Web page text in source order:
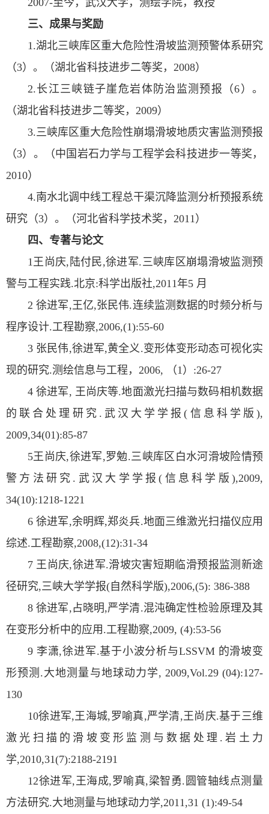
2007-至今，武汉大学，测绘学院，教授
三、成果与奖励
1.湖北三峡库区重大危险性滑坡监测预警体系研究
（3）。（湖北省科技进步二等奖，2008）
2.长江三峡链子崖危岩体防治监测预报（6）。
（湖北省科技进步二等奖，2009）
3.三峡库区重大危险性崩塌滑坡地质灾害监测预报
（3）。（中国岩石力学与工程学会科技进步一等奖，
2010）
4.南水北调中线工程总干渠沉降监测分析预报系统
研究（3）。（河北省科学技术奖，2011）
四、专著与论文
1王尚庆,陆付民,徐进军.三峡库区崩塌滑坡监测预
警与工程实践.北京:科学出版社,2011年5 月
2 徐进军,王亿,张民伟.连续监测数据的时频分析与
程序设计.工程勘察,2006,(1):55-60
3 张民伟,徐进军,黄全义.变形体变形动态可视化实
现的研究.测绘信息与工程，2006, （1）:26-27
4 徐进军, 王尚庆等.地面激光扫描与数码相机数据
的联合处理研究.武汉大学学报(信息科学版),
2009,34(01):85-87
5王尚庆,徐进军,罗勉.三峡库区白水河滑坡险情预
警方法研究.武汉大学学报(信息科学版),2009,
34(10):1218-1221
6 徐进军,余明辉,郑炎兵.地面三维激光扫描仪应用
综述.工程勘察,2008,(12):31-34
7 王尚庆,徐进军.滑坡灾害短期临滑预报监测新途
径研究,三峡大学学报(自然科学版),2006,(5): 386-388
8 徐进军,占晓明,严学清.混沌确定性检验原理及其
在变形分析中的应用.工程勘察,2009, (4):53-56
9 李潇,徐进军.基于小波分析与LSSVM 的滑坡变
形预测.大地测量与地球动力学, 2009,Vol.29 (04):127-
130
10徐进军,王海城,罗喻真,严学清,王尚庆.基于三维
激光扫描的滑坡变形监测与数据处理.岩土力
学,2010,31(7):2188-2191
12徐进军,王海成,罗喻真,梁智勇.圆管轴线点测量
方法研究.大地测量与地球动力学,2011,31 (1):49-54